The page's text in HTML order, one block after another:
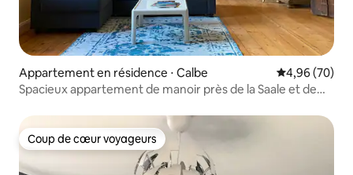
Appartement en résidence ⋅ Calbe Évaluation
4,96 (70)
Spacieux appartement de manoir près de la Saale et de
Coup de cœur voyageurs
Coup de cœur voyageurs